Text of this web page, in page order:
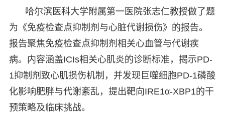
哈尔滨医科大学附属第一医院张志仁教授做了题
为《免疫检查点抑制剂与心脏代谢损伤》的报告。
报告聚焦免疫检查点抑制剂相关心血管与代谢疾
病。内容涵盖ICIs相关心肌炎的诊断标准，揭示PD-
1抑制剂致心肌损伤机制，并发现巨噬细胞PD-1磷酸
化影响肥胖与代谢紊乱，提出靶向IRE1α-XBP1的干
预策略及临床挑战。